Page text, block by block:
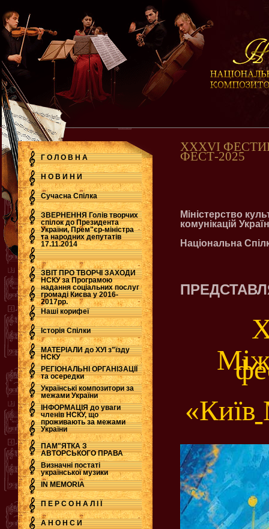
Г О Л О В Н А
Н О В И Н И
Сучасна Cпілка
ЗВЕРНЕННЯ Голів творчих
спілок до Президента
України, Прем"єр-міністра
та народних депутатів
17.11.2014
.
ЗВІТ ПРО ТВОРЧІ ЗАХОДИ
НСКУ за Програмою
надання соціальних послуг
громаді Києва у 2016-
2017рр.
.
Наші корифеї
Історія Спілки
МАТЕРІАЛИ до ХУІ з"їзду
НСКУ
РЕГІОНАЛЬНІ ОРГАНІЗАЦІЇ
та осередки
Українські композитори за
межами України
ІНФОРМАЦІЯ до уваги
членів НСКУ, що
проживають за межами
України
ПАМ"ЯТКА З
АВТОРСЬКОГО ПРАВА
Визначні постаті
української музики
IN MEMORIA
П Е Р С О Н А Л І Ї
А Н О Н С И
ХХХVI
ФЕСТ-2025
Міністерство
комунікацій
Національна
-